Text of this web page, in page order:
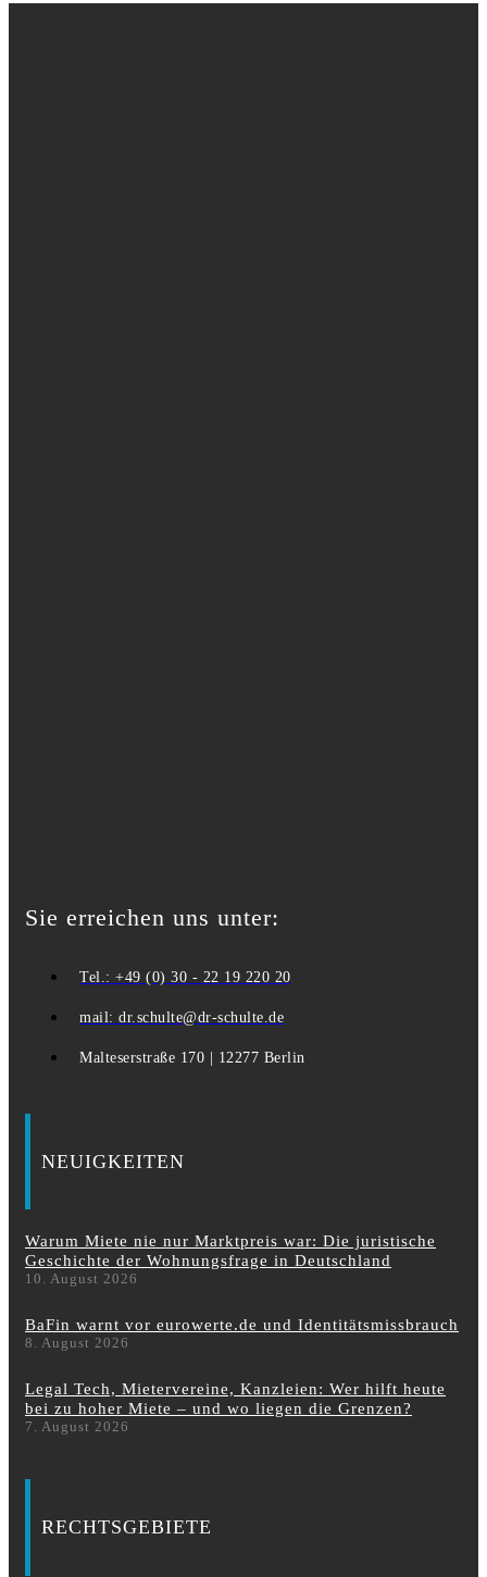
Sie erreichen uns unter:
Tel.: +49 (0) 30 - 22 19 220 20
mail: dr.schulte@dr-schulte.de
Malteserstraße 170 | 12277 Berlin
NEUIGKEITEN
Warum Miete nie nur Marktpreis war: Die juristische
Geschichte der Wohnungsfrage in Deutschland
10. August 2026
BaFin warnt vor eurowerte.de und Identitätsmissbrauch
8. August 2026
Legal Tech, Mietervereine, Kanzleien: Wer hilft heute
bei zu hoher Miete – und wo liegen die Grenzen?
7. August 2026
RECHTSGEBIETE